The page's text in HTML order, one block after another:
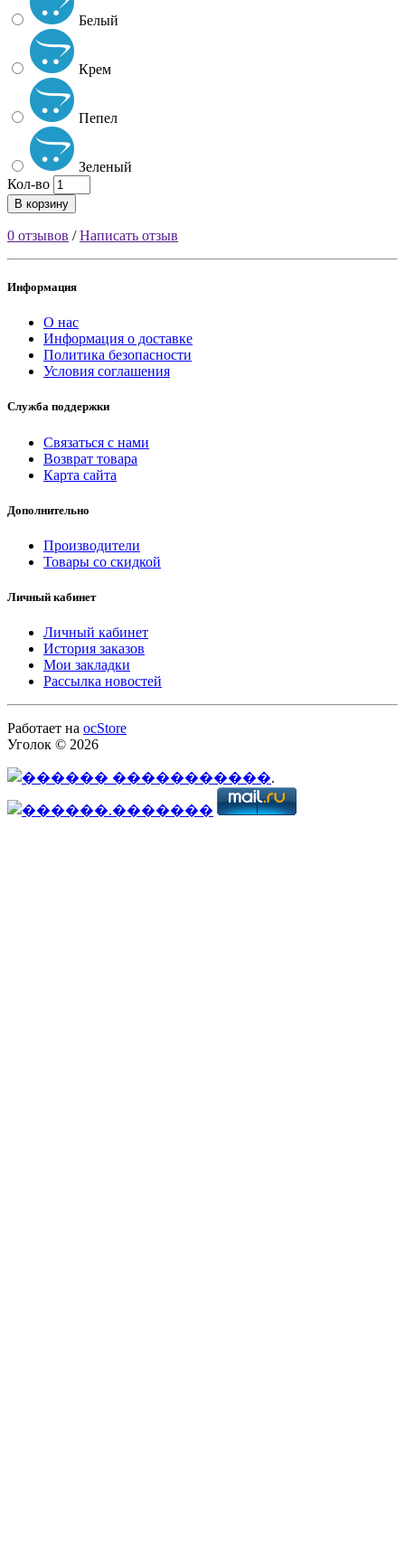
Белый
Крем
Пепел
Зеленый
Кол-во
В корзину
0 отзывов /Написать отзыв
Информация
О нас
Информация о доставке
Политика безопасности
Условия соглашения
Служба поддержки
Связаться с нами
Возврат товара
Карта сайта
Дополнительно
Производители
Товары со скидкой
Личный кабинет
Личный кабинет
История заказов
Мои закладки
Рассылка новостей
Работает на ocStore
Уголок © 2026
.